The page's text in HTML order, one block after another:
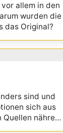
allem in den
wurden die
das Original?
sind und
sich aus
Quellen nähren,